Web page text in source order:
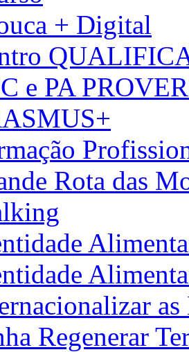
+ Digital
e PA
Rota das
Regenerar